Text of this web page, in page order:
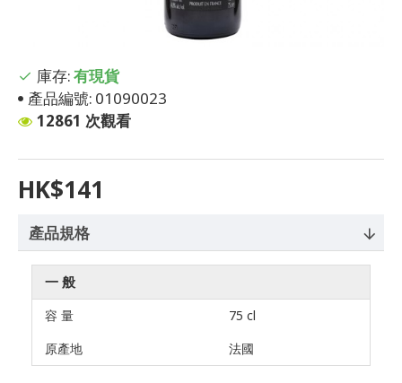
HK$141
庫存:有現貨
產品編號: 01090023
12861 次觀看
產品規格
一 般
容 量
75 cl
原產地
法國